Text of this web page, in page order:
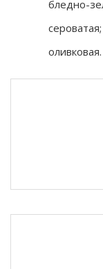
бледно-
сероватая;
оливковая.